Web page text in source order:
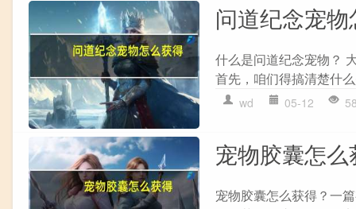
问道纪念宠
什么是问道纪念宠物？
首先，咱们得搞清楚什
wd 05-12
宠物胶囊怎么
宠物胶囊怎么获得？一